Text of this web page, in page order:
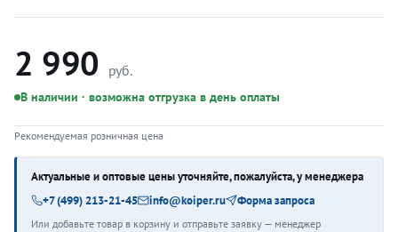
2 990 руб.
В наличии · возможна отгрузка в день оплаты
Рекомендуемая розничная цена
Актуальные и оптовые цены уточняйте, пожалуйста, у менеджера
+7 (499) 213-21-45
info@koiper.ru Форма запроса
Или добавьте товар в корзину и отправьте заявку — менеджер